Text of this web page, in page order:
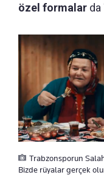
özel formalar da
Trabzonsporun
Bizde rüyalar gerçek